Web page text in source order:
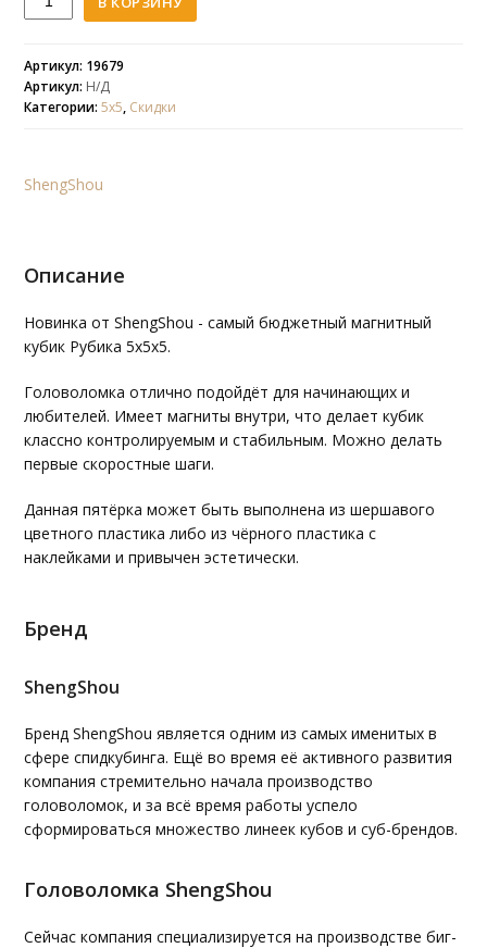
Shengshou
Mr.M
Magnetic
Артикул: 19679
Артикул: Н/Д
Категории:5х5, Скидки
ShengShou
Описание
Новинка от ShengShou - самый бюджетный магнитный
кубик Рубика 5х5х5.
Головоломка отлично подойдёт для начинающих и
любителей. Имеет магниты внутри, что делает кубик
классно контролируемым и стабильным. Можно делать
первые скоростные шаги.
Данная пятёрка может быть выполнена из шершавого
цветного пластика либо из чёрного пластика с
наклейками и привычен эстетически.
Бренд
ShengShou
Бренд ShengShou является одним из самых именитых в
сфере спидкубинга. Ещё во время её активного развития
компания стремительно начала производство
головоломок, и за всё время работы успело
сформироваться множество линеек кубов и суб-брендов.
Головоломка ShengShou
Сейчас компания специализируется на производстве биг-